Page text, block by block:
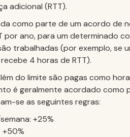
adicional (RTT).
como parte de um acordo de
por ano, para um determinado
trabalhadas (por exemplo, se
4 horas de RTT).
do limite são pagas como
é geralmente acordado como
se as seguintes regras:
+25%
+50%